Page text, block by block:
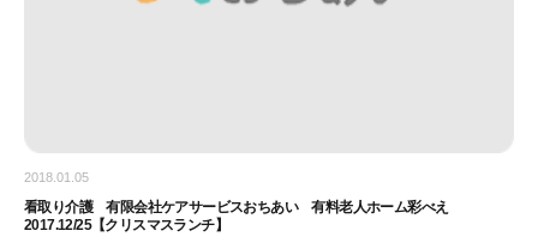
2018.01.05
看取り介護 有限会社ケアサービスおちあい 有料老人ホーム彩べえ
2017.12/25【クリスマスランチ】